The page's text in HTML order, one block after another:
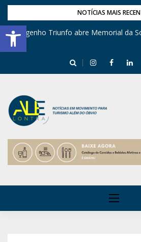
Barra de Ferramentas Aberta
NOTÍCIAS MAIS
Engenho Triunfo abre Memorial da